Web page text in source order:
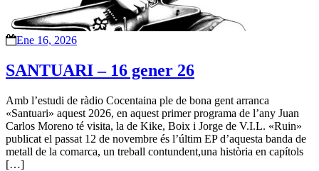
Ene 16, 2026
SANTUARI – 16 gener 26
Amb l’estudi de ràdio Cocentaina ple de bona gent arranca
«Santuari» aquest 2026, en aquest primer programa de l’any Juan
Carlos Moreno té visita, la de Kike, Boix i Jorge de V.I.L. «Ruin»
publicat el passat 12 de novembre és l’últim EP d’aquesta banda de
metall de la comarca, un treball contundent,una història en capítols
[…]